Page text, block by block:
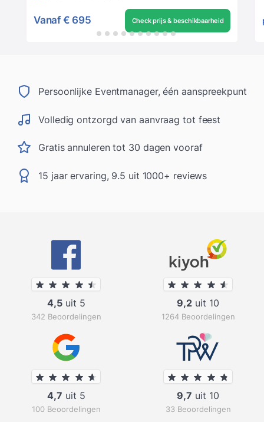
Vanaf € 695 Check prijs & beschikbaarheid
Persoonlijke Eventmanager, één aanspreekpunt
Volledig ontzorgd van aanvraag tot feest
Gratis annuleren tot 30 dagen vooraf
15 jaar ervaring, 9.5 uit 1000+ reviews
4,5uit 5
342 Beoordelingen
9,2 uit 10
1264 Beoordelingen
4,7 uit 5
100 Beoordelingen
9,7 uit 10
33 Beoordelingen